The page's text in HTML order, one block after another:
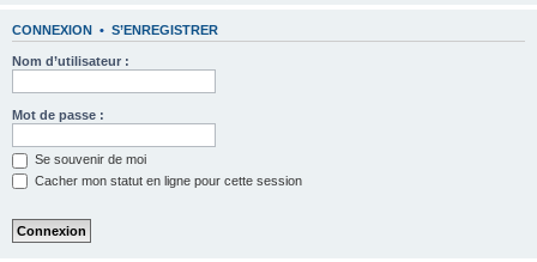
e
CONNEXION • S’ENREGISTRER
Nom d’utilisateur :
Mot de passe :
Se souvenir de moi
Cacher mon statut en ligne pour cette session